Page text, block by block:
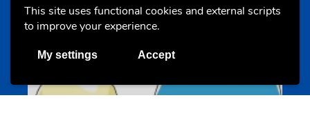
This site uses functional cookies and external scripts
to improve your experience.
My settings Accept
Offres & Initiatives